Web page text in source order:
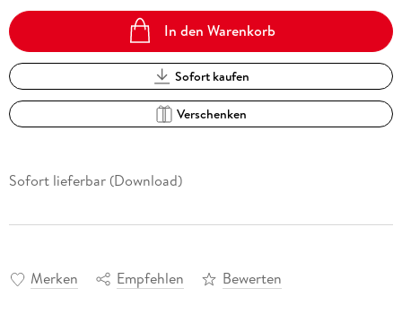
In den Warenkorb
Sofort kaufen
Verschenken
Sofort lieferbar (Download)
Merken Empfehlen Bewerten